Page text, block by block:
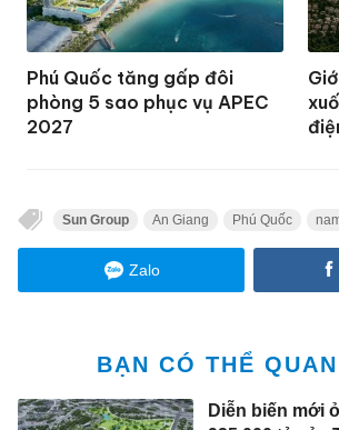
Phú Quốc tăng gấp đôi
phòng 5 sao phục vụ APEC
2027
Sun Group An Giang Phú Quốc
Zalo
BẠN CÓ THỂ
Diễn biến mới